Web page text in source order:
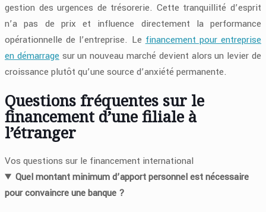
gestion des urgences de trésorerie. Cette tranquillité d’esprit
n’a pas de prix et influence directement la performance
opérationnelle de l’entreprise. Le financement pour entreprise
en démarragesur un nouveau marché devient alors un levier de
croissance plutôt qu’une source d’anxiété permanente.
Questions fréquentes sur le
financement d’une filiale à
l’étranger
Vos questions sur le financement international
Quel montant minimum d’apport personnel est nécessaire
pour convaincre une banque ?